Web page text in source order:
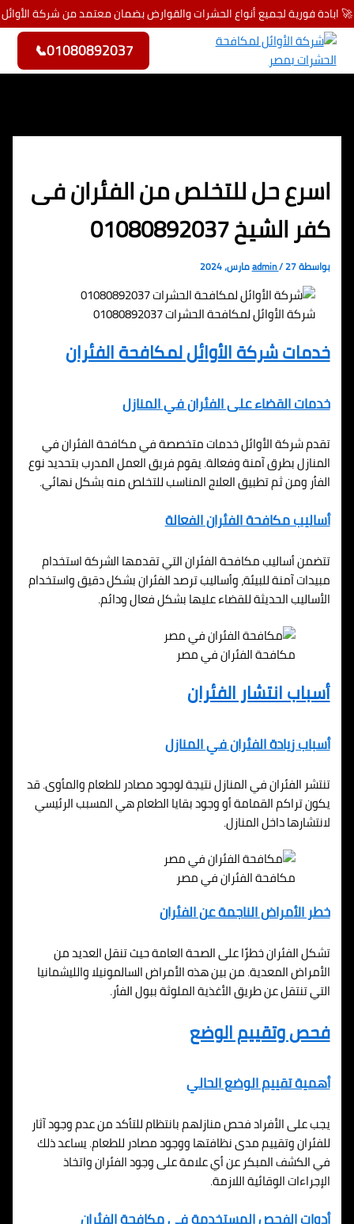
تخطي إلى المحتوى
🚀 ابادة فورية لجميع أنواع الحشرات والقوارض بضمان معتمد من شركة الأوائل
01080892037
📞
اسرع حل للتخلص من الفئران فى
كفر الشيخ 01080892037
بواسطة admin/27 مارس، 2024
شركة الأوائل لمكافحة الحشرات 01080892037
خدمات شركة الأوائل لمكافحة الفئران
خدمات القضاء على الفئران في المنازل
تقدم شركة الأوائل خدمات متخصصة في مكافحة الفئران في
المنازل بطرق آمنة وفعالة. يقوم فريق العمل المدرب بتحديد نوع
الفأر ومن ثم تطبيق العلاج المناسب للتخلص منه بشكل نهائي.
أساليب مكافحة الفئران الفعالة
تتضمن أساليب مكافحة الفئران التي تقدمها الشركة استخدام
مبيدات آمنة للبيئة، وأساليب ترصد الفئران بشكل دقيق واستخدام
الأساليب الحديثة للقضاء عليها بشكل فعال ودائم.
مكافحة الفئران في مصر
أسباب انتشار الفئران
أسباب زيادة الفئران في المنازل
تنتشر الفئران في المنازل نتيجة لوجود مصادر للطعام والمأوى. قد
يكون تراكم القمامة أو وجود بقايا الطعام هي المسبب الرئيسي
لانتشارها داخل المنازل.
مكافحة الفئران في مصر
خطر الأمراض الناجمة عن الفئران
تشكل الفئران خطرًا على الصحة العامة حيث تنقل العديد من
الأمراض المعدية. من بين هذه الأمراض السالمونيلا والليشمانيا
التي تنتقل عن طريق الأغذية الملوثة ببول الفأر.
فحص وتقييم الوضع
أهمية تقييم الوضع الحالي
يجب على الأفراد فحص منازلهم بانتظام للتأكد من عدم وجود آثار
للفئران وتقييم مدى نظافتها ووجود مصادر للطعام. يساعد ذلك
في الكشف المبكر عن أي علامة على وجود الفئران واتخاذ
الإجراءات الوقائية اللازمة.